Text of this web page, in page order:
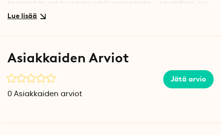
kestämään sekä sadetta että vesiroiskeita – täydellistä, jos
haluat viedä musiikin myös ulos.
suosikkikappaleistasi ja podcasteistasi pidempään ilman,
että sinun tarvitsee ladata kaiutinta jatkuvasti. Bluetooth-
toiminnon ansiosta voit suoratoistaa musiikkia eri laitteista
jopa 10 metrin etäisyydeltä.
Asiakkaiden Arviot
Jätä arvio
0 Asiakkaiden arviot